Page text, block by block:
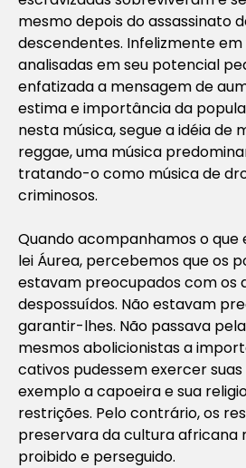
mesmo depois do assassinato
descendentes. Infelizmente
analisadas em seu potencial
enfatizada a mensagem de
estima e importância da
nesta música, segue a idéia de
reggae, uma música
tratando-o como música de
criminosos.
Quando acompanhamos o que
lei Áurea, percebemos que os
estavam preocupados com os
despossuídos. Não estavam
garantir-lhes. Não passava
mesmos abolicionistas a
cativos pudessem exercer
exemplo a capoeira e sua
restrições. Pelo contrário, os
preservara da cultura africana
proibido e perseguido.